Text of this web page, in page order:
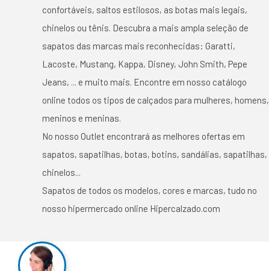
confortáveis, saltos estilosos, as botas mais legais,
chinelos ou tênis. Descubra a mais ampla seleção de
sapatos das marcas mais reconhecidas: Garatti,
Lacoste, Mustang, Kappa, Disney, John Smith, Pepe
Jeans, ... e muito mais. Encontre em nosso catálogo
online todos os tipos de calçados para mulheres, homens,
meninos e meninas.
No nosso Outlet encontrará as melhores ofertas em
sapatos, sapatilhas, botas, botins, sandálias, sapatilhas,
chinelos...
Sapatos de todos os modelos, cores e marcas, tudo no
nosso hipermercado online Hipercalzado.com